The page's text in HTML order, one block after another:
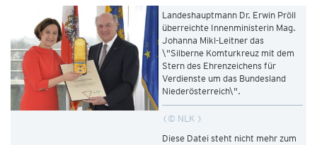
Landeshauptmann Dr. Erwin Pröll
überreichte Innenministerin Mag.
Johanna Mikl-Leitner das
\"Silberne Komturkreuz mit dem
Stern des Ehrenzeichens für
Verdienste um das Bundesland
Niederösterreich\".
© NLK
Diese Datei steht nicht mehr zum